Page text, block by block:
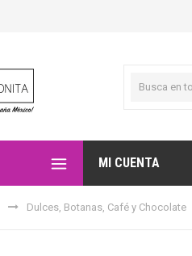
MI CUENTA
Dulces, Botanas, Café y Chocolate